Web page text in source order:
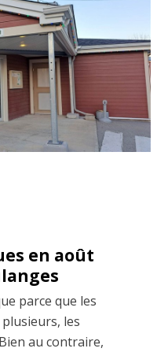
en août
parce que les
les
au contraire,